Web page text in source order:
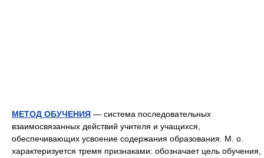
МЕТОД ОБУЧЕНИЯ — система последовательных
взаимосвязанных действий учителя и учащихся,
обеспечивающих усвоение содержания образования. М. о.
характеризуется тремя признаками: обозначает цель обучения,